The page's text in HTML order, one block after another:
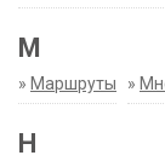
М
» Маршруты »
Н